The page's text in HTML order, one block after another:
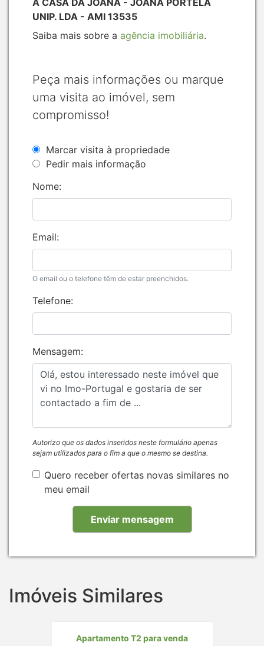
UNIP. LDA - AMI 13535
Saiba mais sobre a agência imobiliária.
Peça mais informações ou marque
uma visita ao imóvel, sem
compromisso!
Marcar visita à propriedade
Pedir mais informação
Nome:
Email:
O email ou o telefone têm de estar preenchidos.
Telefone:
Mensagem:
Autorizo que os dados inseridos neste formulário apenas
sejam utilizados para o fim a que o mesmo se destina.
Quero receber ofertas novas similares no
meu email
Imóveis Similares
Apartamento T2 para venda